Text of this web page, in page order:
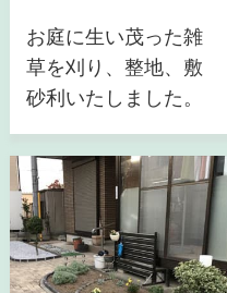
お庭に生い茂った雑
草を刈り、整地、敷
砂利いたしました。